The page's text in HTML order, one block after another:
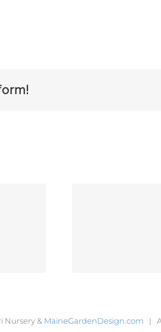
Nursery & MaineGardenDesign.com |